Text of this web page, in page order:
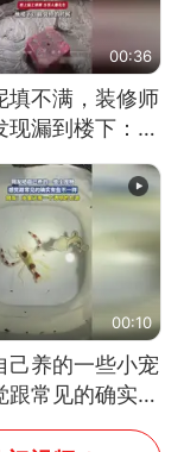
00:36
填不满，装修师
现漏到楼下：出
伸到外墙
00:10
己养的一些小宠
跟常见的确实有